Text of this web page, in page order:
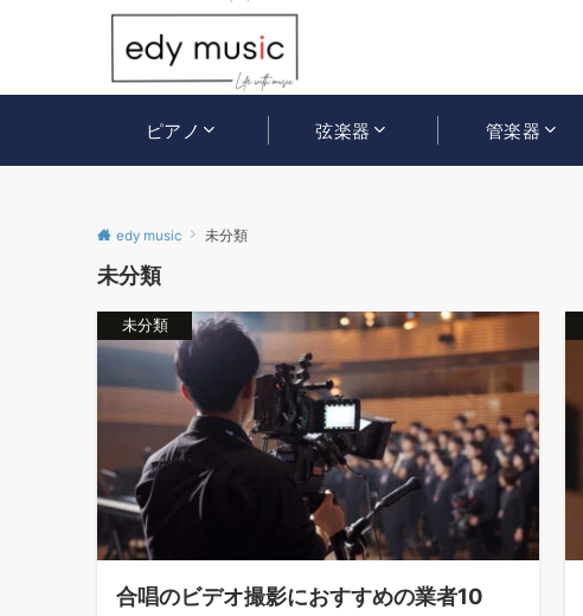
ピアノ 弦楽器 管楽器
edy music 未分類
未分類
未分類
合唱のビデオ撮影におすすめの業者10